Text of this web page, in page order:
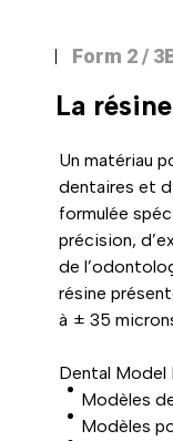
Form 2 /
La résine
Un matériau
dentaires et
formulée
précision,
de
résine
à ± 35
Dental Model
Modèles
Modèles